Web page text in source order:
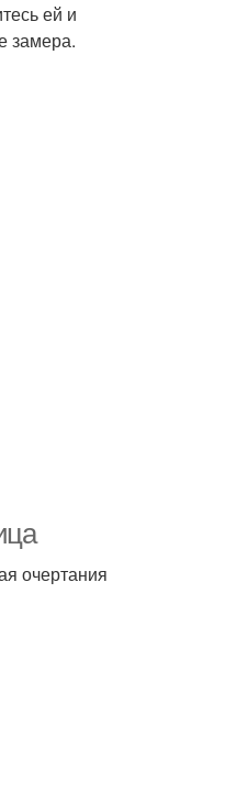
ей и
замера.
очертания